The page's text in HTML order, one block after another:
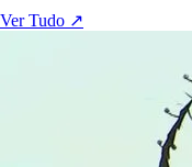
Ver Tudo ↗